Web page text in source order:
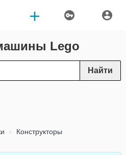
Lego
Найти
Конструкторы